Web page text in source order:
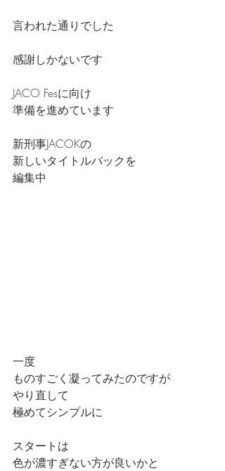
言われた通りでした
感謝しかないです
JACO Fesに向け
準備を進めています
新刑事JACOKの
新しいタイトルバックを
編集中
一度
ものすごく凝ってみたのですが
やり直して
極めてシンプルに
スタートは
色が濃すぎない方が良いかと